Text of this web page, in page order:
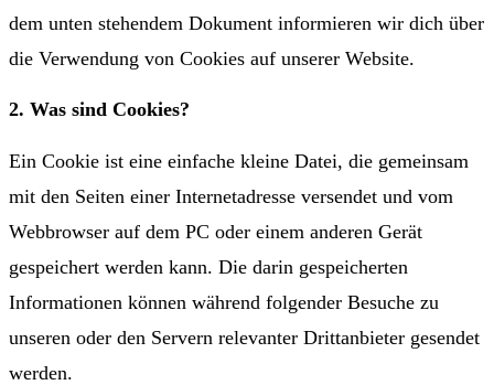
dem unten stehendem Dokument informieren wir dich über
die Verwendung von Cookies auf unserer Website.
2. Was sind Cookies?
Ein Cookie ist eine einfache kleine Datei, die gemeinsam
mit den Seiten einer Internetadresse versendet und vom
Webbrowser auf dem PC oder einem anderen Gerät
gespeichert werden kann. Die darin gespeicherten
Informationen können während folgender Besuche zu
unseren oder den Servern relevanter Drittanbieter gesendet
werden.